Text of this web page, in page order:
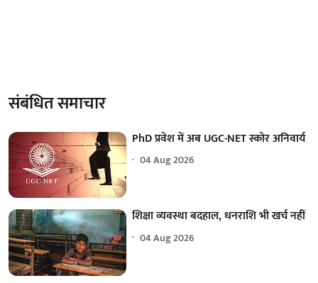
संबंधित समाचार
PhD प्रवेश में अब UGC-NET स्कोर अनिवार्य
04 Aug 2026
शिक्षा व्यवस्था बदहाल, धनराशि भी खर्च नहीं
04 Aug 2026